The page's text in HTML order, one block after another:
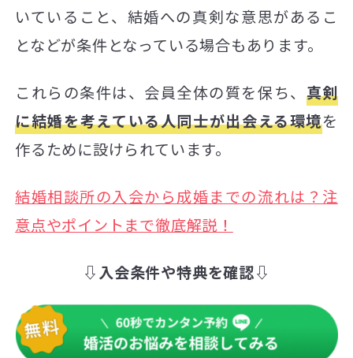
いていること、結婚への真剣な意思があるこ
となどが条件となっている場合もあります。
これらの条件は、会員全体の質を保ち、 真剣
に結婚を考えている人同士が出会える環境を
作るために設けられています。
結婚相談所の入会から成婚までの流れは？注
意点やポイントまで徹底解説！
⇩入会条件や特典を確認⇩